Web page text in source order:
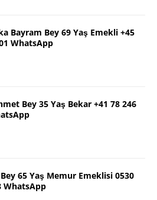
Bayram Bey 69 Yaş Emekli +45
WhatsApp
Bey 35 Yaş Bekar +41 78 246
65 Yaş Memur Emeklisi 0530
WhatsApp